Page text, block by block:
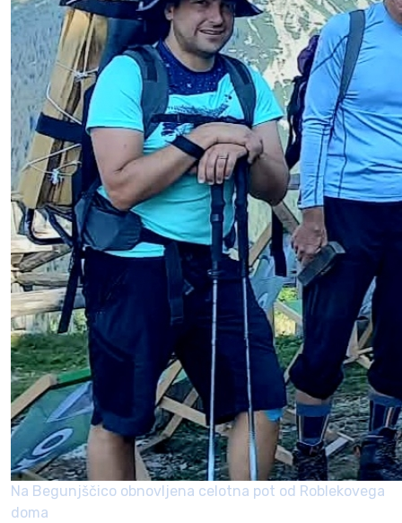
Na Begunjščico obnovljena celotna pot od Roblekovega
doma